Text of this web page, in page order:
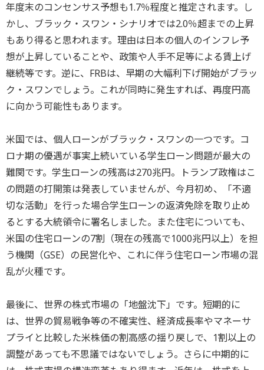
年度末のコンセンサス予想も1.7％程度と推定されます。し
かし、ブラック・スワン・シナリオでは2.0％超までの上昇
もあり得ると思われます。理由は日本の個人のインフレ予
想が上昇していることや、政策や人手不足等による賃上げ
継続等です。逆に、FRBは、早期の大幅利下げ開始がブラッ
ク・スワンでしょう。これが同時に発生すれば、再度円高
に向かう可能性もあります。
米国では、個人ローンがブラック・スワンの一つです。コ
ロナ期の優遇が事実上続いている学生ローン問題が最大の
難関です。学生ローンの残高は270兆円。トランプ政権はこ
の問題の打開策は発表していませんが、今月初め、「不適
切な活動」を行った場合学生ローンの返済免除を取り止め
るとする大統領令に署名しました。また住宅についても、
米国の住宅ローンの7割（現在の残高で1000兆円以上）を担
う機関（GSE）の民営化や、これに伴う住宅ローン市場の混
乱が火種です。
最後に、世界の株式市場の「地盤沈下」です。短期的に
は、世界の貿易戦争等の不確実性、経済成長率やマネーサ
プライと比較した米株価の割高感の揺り戻しで、1割以上の
調整があっても不思議ではないでしょう。さらに中期的に